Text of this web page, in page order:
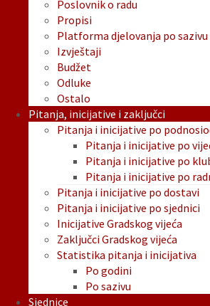
Poslovnik o radu
Propisi
Platforma djelovanja po sazivu
Izvještaji
Budžet
Odluke
Ostalo
Pitanja, inicijative i zaključci
Pitanja i inicijative po
Pitanja i inicijative po
Pitanja i inicijative po
Pitanja i inicijative po
Pitanja i inicijative po dostavi
Pitanja i inicijative po sjednici
Inicijative Gradskog vijeća
Zaključci Gradskog vijeća
Statistika pitanja i inicijativa
Po godini
Po sazivu
Sjednice